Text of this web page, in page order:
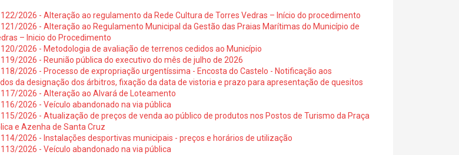
122/2026 - Alteração ao regulamento da Rede Cultura de Torres Vedras – Início do procedimento
121/2026 - Alteração ao Regulamento Municipal da Gestão das Praias Marítimas do Município de
– Inicio do Procedimento
120/2026 - Metodologia de avaliação de terrenos cedidos ao Município
119/2026 - Reunião pública do executivo do mês de julho de 2026
118/2026 - Processo de expropriação urgentíssima - Encosta do Castelo - Notificação aos
da designação dos árbitros, fixação da data de vistoria e prazo para apresentação de quesitos
117/2026 - Alteração ao Alvará de Loteamento
116/2026 - Veículo abandonado na via pública
115/2026 - Atualização de preços de venda ao público de produtos nos Postos de Turismo da Praça
e Azenha de Santa Cruz
114/2026 - Instalações desportivas municipais - preços e horários de utilização
113/2026 - Veículo abandonado na via pública